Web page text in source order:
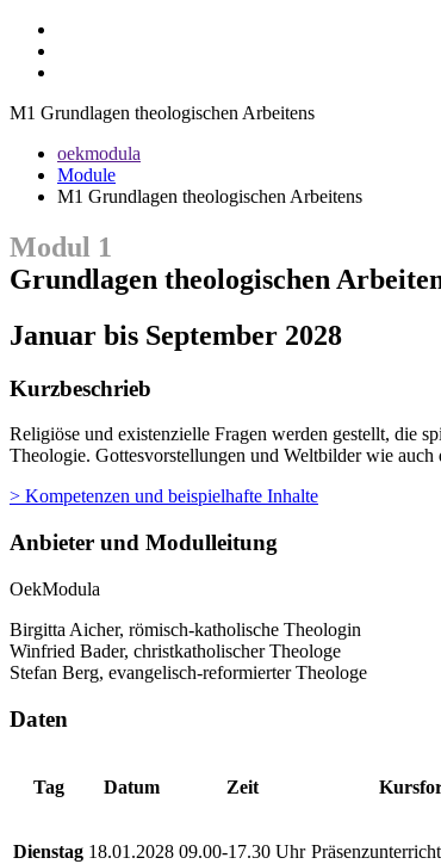
M1 Grundlagen theologischen Arbeitens
oekmodula
Module
M1 Grundlagen theologischen Arbeitens
Modul 1
Grundlagen theologischen
Januar bis September 2028
Kurzbeschrieb
Religiöse und existenzielle Fragen werden gestellt, die
Theologie. Gottesvorstellungen und Weltbilder wie
> Kompetenzen und beispielhafte Inhalte
Anbieter und Modulleitung
OekModula
Birgitta Aicher, römisch-katholische Theologin
Winfried Bader, christkatholischer Theologe
Stefan Berg, evangelisch-reformierter Theologe
Daten
Tag Datum Zeit
Dienstag 18.01.2028 09.00-17.30 Uhr Präsenzunterricht